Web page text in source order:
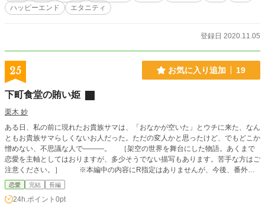
ハッピーエンド
エタニティ
登録日 2020.11.05
25 お気に入り追加 19
下町食堂の賄い姫
栗木 妙
ある日、私の前に現れたお貴族サマは、「おなかが空いた」とウチに来た、なん
ともお貴族サマらしくないお人だった。ただの変人かと思ったけど、でもどこか
憎めない、不思議な人で―――。 ［架空の世界を舞台にした物語。あくまで
恋愛を主軸としてはおりますが、多少そうでない描写もあります。苦手な方はご
注意ください。］ ※本編中の内容にR指定はありませんが、今後、番外編
等を更新した際に指定が入る可能性があります。 ※当作品を公開している
のは『18禁小説の専門サイト』となっております。未成年の方は、当リンクか
らの閲覧をお控えください。 ※未成年の方は↓下記URL↓へどうぞ。同じもの
恋愛 完結 長編
24h.ポイント 0pt